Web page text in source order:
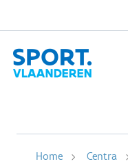
Home Centra